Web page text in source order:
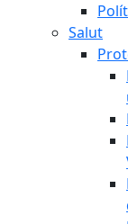
Salut